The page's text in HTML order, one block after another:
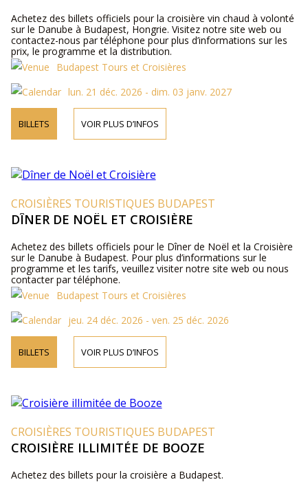
Achetez des billets officiels pour la croisière vin chaud à volonté
sur le Danube à Budapest, Hongrie. Visitez notre site web ou
contactez-nous par téléphone pour plus d’informations sur les
prix, le programme et la distribution.
Budapest Tours et Croisières
lun. 21 déc. 2026 - dim. 03 janv. 2027
BILLETS VOIR PLUS D’INFOS
CROISIÈRES TOURISTIQUES BUDAPEST
DÎNER DE NOËL ET CROISIÈRE
Achetez des billets officiels pour le Dîner de Noël et la Croisière
sur le Danube à Budapest. Pour plus d’informations sur le
programme et les tarifs, veuillez visiter notre site web ou nous
contacter par téléphone.
Budapest Tours et Croisières
jeu. 24 déc. 2026 - ven. 25 déc. 2026
BILLETS VOIR PLUS D’INFOS
CROISIÈRES TOURISTIQUES BUDAPEST
CROISIÈRE ILLIMITÉE DE BOOZE
Achetez des billets pour la croisière a Budapest.